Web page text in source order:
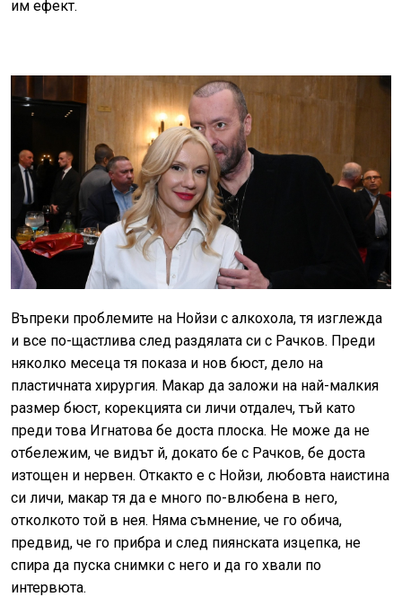
им ефект.
Въпреки проблемите на Нойзи с алкохола, тя изглежда
и все по-щастлива след раздялата си с Рачков. Преди
няколко месеца тя показа и нов бюст, дело на
пластичната хирургия. Макар да заложи на най-малкия
размер бюст, корекцията си личи отдалеч, тъй като
преди това Игнатова бе доста плоска. Не може да не
отбележим, че видът й, докато бе с Рачков, бе доста
изтощен и нервен. Откакто е с Нойзи, любовта наистина
си личи, макар тя да е много по-влюбена в него,
отколкото той в нея. Няма съмнение, че го обича,
предвид, че го прибра и след пиянската изцепка, не
спира да пуска снимки с него и да го хвали по
интервюта.